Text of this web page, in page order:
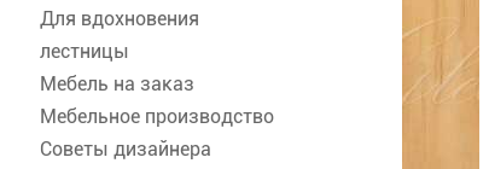
Для вдохновения
лестницы
Мебель на заказ
Мебельное производство
Советы дизайнера